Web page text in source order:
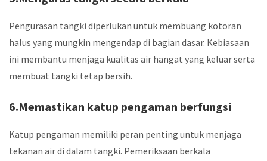
Pengurasan tangki diperlukan untuk membuang kotoran
halus yang mungkin mengendap di bagian dasar. Kebiasaan
ini membantu menjaga kualitas air hangat yang keluar serta
membuat tangki tetap bersih.
6.Memastikan katup pengaman berfungsi
Katup pengaman memiliki peran penting untuk menjaga
tekanan air di dalam tangki. Pemeriksaan berkala